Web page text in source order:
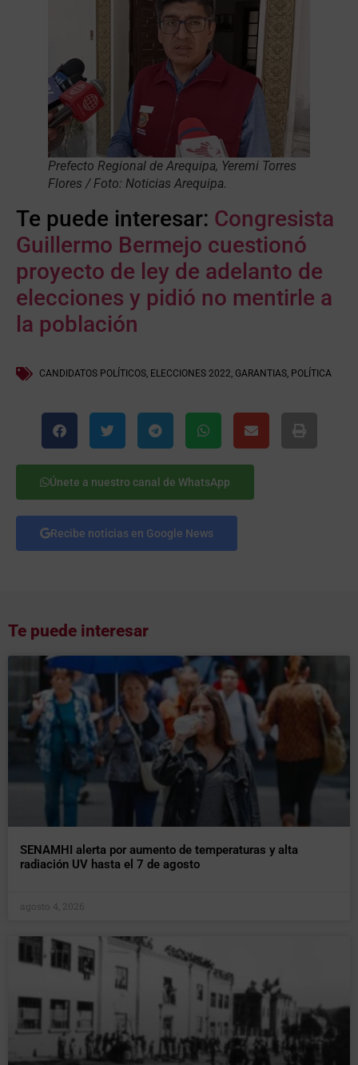
Prefecto Regional de Arequipa, Yeremi Torres
Flores / Foto: Noticias Arequipa.
Te puede interesar: Congresista
Guillermo Bermejo cuestionó
proyecto de ley de adelanto de
elecciones y pidió no mentirle a
la población
CANDIDATOS POLÍTICOS, ELECCIONES 2022, GARANTIAS, POLÍTICA
Únete a nuestro canal de WhatsApp
Recibe noticias en Google News
Te puede interesar
SENAMHI alerta por aumento de temperaturas y alta
radiación UV hasta el 7 de agosto
agosto 4, 2026